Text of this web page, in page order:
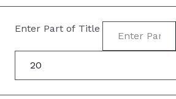
Enter Part of Title